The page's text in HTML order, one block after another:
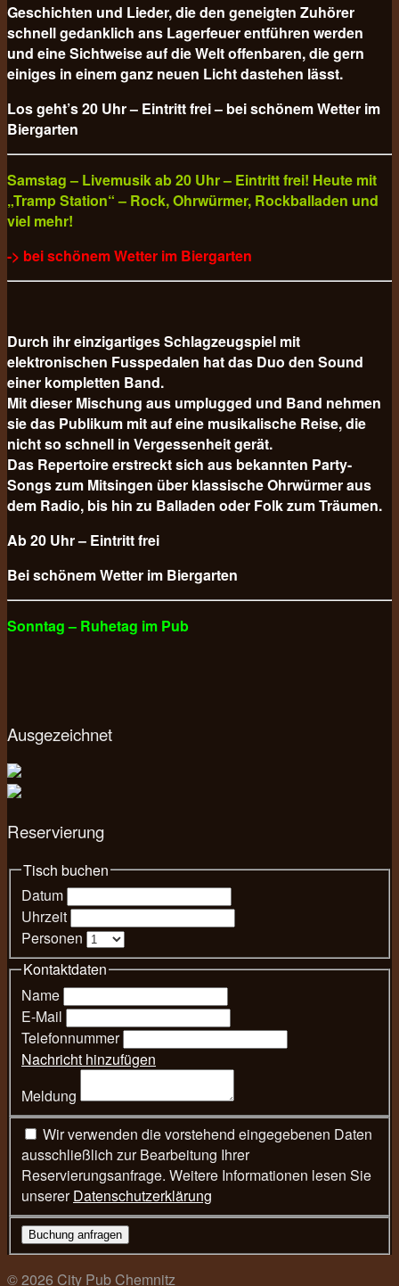
Geschichten und Lieder, die den geneigten Zuhörer
schnell gedanklich ans Lagerfeuer entführen werden
und eine Sichtweise auf die Welt offenbaren, die gern
einiges in einem ganz neuen Licht dastehen lässt.
Los geht’s 20 Uhr – Eintritt frei – bei schönem Wetter im
Biergarten
Samstag – Livemusik ab 20 Uhr – Eintritt frei! Heute mit
„Tramp Station“ – Rock, Ohrwürmer, Rockballaden und
viel mehr!
-> bei schönem Wetter im Biergarten
Durch ihr einzigartiges Schlagzeugspiel mit
elektronischen Fusspedalen hat das Duo den Sound
einer kompletten Band.
Mit dieser Mischung aus umplugged und Band nehmen
sie das Publikum mit auf eine musikalische Reise, die
nicht so schnell in Vergessenheit gerät.
Das Repertoire erstreckt sich aus bekannten Party-
Songs zum Mitsingen über klassische Ohrwürmer aus
dem Radio, bis hin zu Balladen oder Folk zum Träumen.
Ab 20 Uhr – Eintritt frei
Bei schönem Wetter im Biergarten
Sonntag – Ruhetag im Pub
Ausgezeichnet
Reservierung
Tisch buchen
Datum
Uhrzeit
Personen
Kontaktdaten
Name
E-Mail
Telefonnummer
Nachricht hinzufügen
Meldung
ausschließlich zur Bearbeitung Ihrer
Reservierungsanfrage. Weitere Informationen lesen Sie
unsererDatenschutzerklärung
Buchung anfragen
© 2026 City Pub Chemnitz